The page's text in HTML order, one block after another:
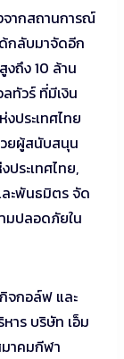
จากสถานการณ์
กลับมาจัดอีก
งถึง 10 ล้าน
ทัวร์ ที่มีเงิน
ประเทศไทย
ยผู้สนับสนุน
ประเทศไทย,
ะพันธมิตร จัด
มปลอดภัยใน
จกอล์ฟ และ
าร บริษัท เอ็ม
าคมกีฬา